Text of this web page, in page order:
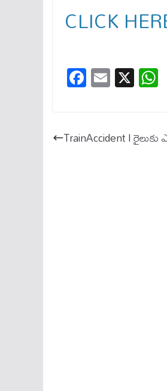
CLICK
Fa
ce
ok
E
m
X
TrainAccident I